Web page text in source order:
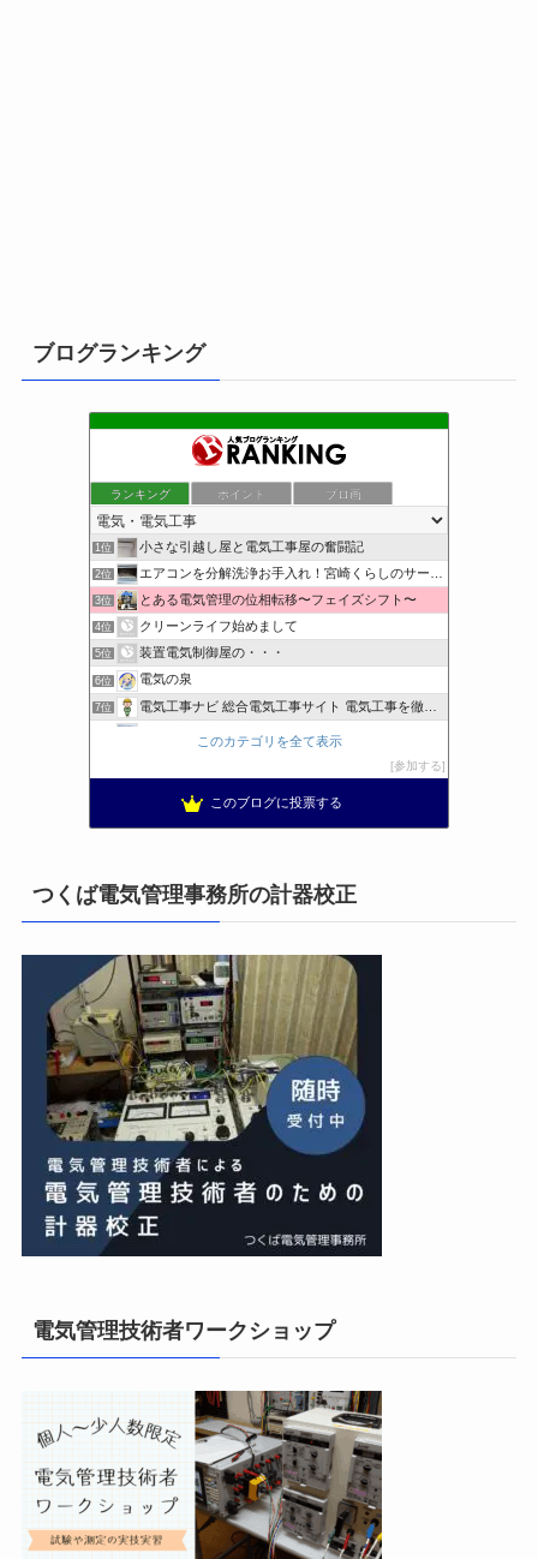
ブログランキング
ランキング ポイント ブロ画
1位 小さな引越し屋と電気工事屋の奮闘記
2位 エアコンを分解洗浄お手入れ！宮崎くらしのサービス
3位 とある電気管理の位相転移〜フェイズシフト〜
4位 クリーンライフ始めまして
5位 装置電気制御屋の・・・
6位 電気の泉
7位 電気工事ナビ 総合電気工事サイト 電気工事を徹底解説
東洋電装株式会社すたっぷぶろぐ
日置空調 | エアコン取付 鹿児島 | 鹿児島のエアコン工事
小林消防設備〜経営学修士 全類消防設備士 福岡県豊前市〜
14位 エンジニアリング日記
15位 私の電気主任技術者実務記事＋電気プチ動画
このカテゴリを全て表示
参加する
このブログに投票する
つくば電気管理事務所の計器校正
電気管理技術者ワークショップ